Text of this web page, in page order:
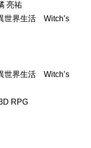
亮祐
世界生活 Witch’s
世界生活 Witch’s
RPG